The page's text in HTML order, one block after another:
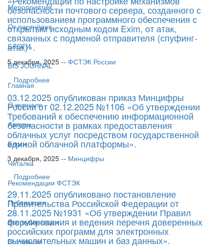
Мероприятия
От партнёров
БЛОГИ
BIS JOURNAL
Главная
О журнале
Авторы
Блоги
Читалка
Рекомендации ФСТЭК
Публикации
Все публикации
О главном
безопасности почтового сервера, созданного с
использованием программного обеспечения с
открытым исходным кодом Exim, от атак,
связанных с подменой отправителя (спуфинг-
атак)».
5 декабря, 2025 -- ФСТЭК России
Подробнее
03.12.2025 опубликован приказ Минцифры
России от 02.12.2025 №1106 «Об утверждении
Требований к обеспечению информационной
безопасности в рамках предоставления
облачных услуг посредством государственной
единой облачной платформы».
3 декабря, 2025 -- Минцифры
Подробнее
29.11.2025 опубликовано постановление
Правительства Российской Федерации от
28.11.2025 №1931 «Об утверждении Правил
формирования и ведения перечня доверенных
российских программ для электронных
вычислительных машин и баз данных».